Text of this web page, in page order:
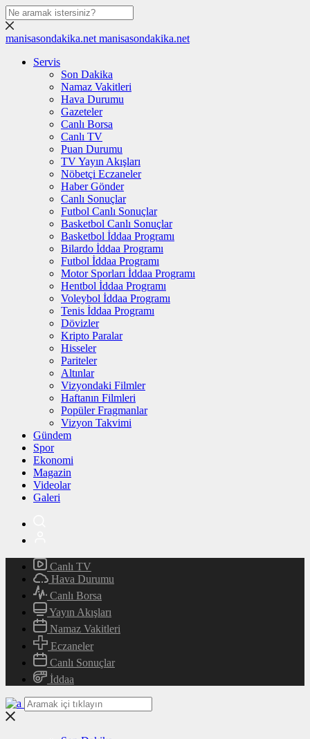
manisasondakika.net manisasondakika.net
Servis
Son Dakika
Namaz Vakitleri
Hava Durumu
Gazeteler
Canlı Borsa
Canlı TV
Puan Durumu
TV Yayın Akışları
Nöbetçi Eczaneler
Haber Gönder
Canlı Sonuçlar
Futbol Canlı Sonuçlar
Basketbol Canlı Sonuçlar
Basketbol İddaa Programı
Bilardo İddaa Programı
Futbol İddaa Programı
Motor Sporları İddaa Programı
Hentbol İddaa Programı
Voleybol İddaa Programı
Tenis İddaa Programı
Dövizler
Kripto Paralar
Hisseler
Pariteler
Altınlar
Vizyondaki Filmler
Haftanın Filmleri
Popüler Fragmanlar
Vizyon Takvimi
Gündem
Spor
Ekonomi
Magazin
Videolar
Galeri
Canlı TV
Hava Durumu
Canlı Borsa
Yayın Akışları
Namaz Vakitleri
Eczaneler
Canlı Sonuçlar
İddaa